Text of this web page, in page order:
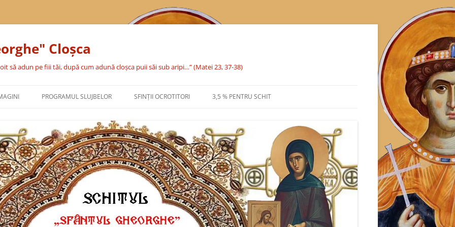
Cloşca
să adun pe fiii tăi, după cum adună cloşca puii săi sub aripi…” (Matei 23, 37-38)
PROGRAMUL SLUJBELOR SFINŢII OCROTITORI
SFÂNTUL MARE MUCENIC
GHEORGHE
3,5 % PENTRU SCHIT